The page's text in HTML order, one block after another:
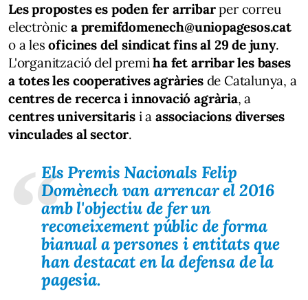
Les propostes es poden fer arribarper correu
electrònic a premifdomenech@uniopagesos.cat
o a lesoficines del sindicat fins al 29 de juny.
L'organització del premiha fet arribar les bases
a totes les cooperatives agràriesde Catalunya, a
centres de recerca i innovació agrària, a
centres universitaris i aassociacions diverses
vinculades al sector.
ElsPremis Nacionals Felip
Domènechvan arrencar el2016
ambl'objectiu de fer un
reconeixement públic de forma
bianual a persones i entitats que
han destacat en la defensa de la
pagesia.